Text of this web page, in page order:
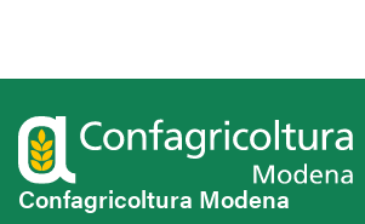
Confagricoltura Modena